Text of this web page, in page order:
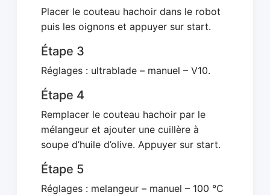
Placer le couteau hachoir dans le robot
puis les oignons et appuyer sur start.
Étape 3
Réglages : ultrablade – manuel – V10.
Étape 4
Remplacer le couteau hachoir par le
mélangeur et ajouter une cuillère à
soupe d’huile d’olive. Appuyer sur start.
Étape 5
Réglages : melangeur – manuel – 100 °C